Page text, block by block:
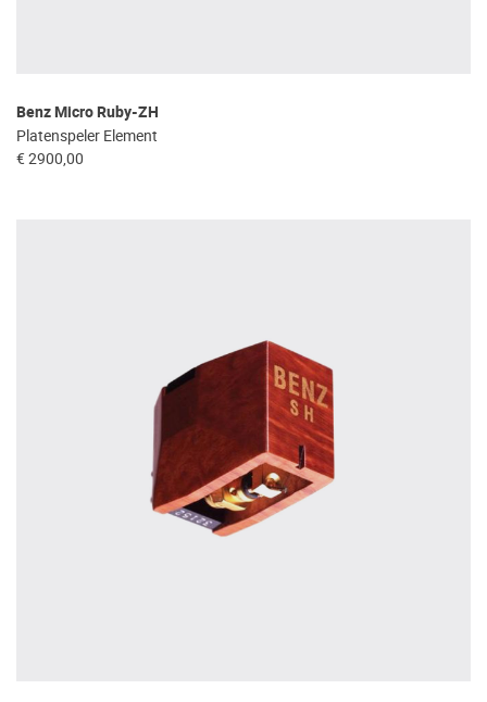
Benz Micro Ruby-ZH
Platenspeler Element
€ 2900,00